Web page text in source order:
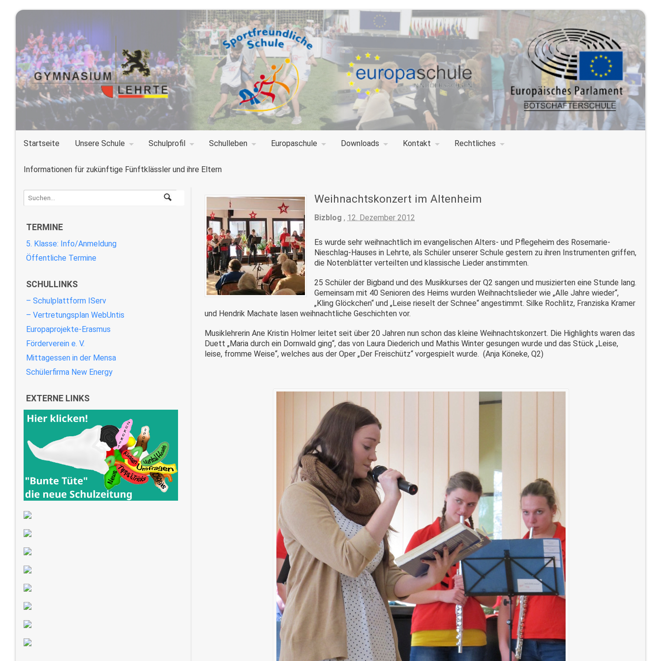
Startseite Unsere Schule Schulprofil Schulleben Europaschule Downloads Kontakt Rechtliches
Informationen für zukünftige Fünftklässler und ihre Eltern
Weihnachtskonzert im Altenheim
Bizblog , 12. Dezember 2012
Es wurde sehr weihnachtlich im evangelischen Alters- und Pflegeheim des Rosemarie-
Nieschlag-Hauses in Lehrte, als Schüler unserer Schule gestern zu ihren Instrumenten griffen,
die Notenblätter verteilten und klassische Lieder anstimmten.
25 Schüler der Bigband und des Musikkurses der Q2 sangen und musizierten eine Stunde lang.
Gemeinsam mit 40 Senioren des Heims wurden Weihnachtslieder wie „Alle Jahre wieder“,
„Kling Glöckchen“ und „Leise rieselt der Schnee“ angestimmt. Silke Rochlitz, Franziska Kramer
und Hendrik Machate lasen weihnachtliche Geschichten vor.
Musiklehrerin Ane Kristin Holmer leitet seit über 20 Jahren nun schon das kleine Weihnachtskonzert. Die Highlights waren das
Duett „Maria durch ein Dornwald ging“, das von Laura Diederich und Mathis Winter gesungen wurde und das Stück „Leise,
leise, fromme Weise“, welches aus der Oper „Der Freischütz“ vorgespielt wurde. (Anja Köneke, Q2)
TERMINE
5. Klasse: Info/Anmeldung
Öffentliche Termine
SCHULLINKS
– Schulplattform IServ
– Vertretungsplan WebUntis
Europaprojekte-Erasmus
Förderverein e. V.
Mittagessen in der Mensa
Schülerfirma New Energy
EXTERNE LINKS